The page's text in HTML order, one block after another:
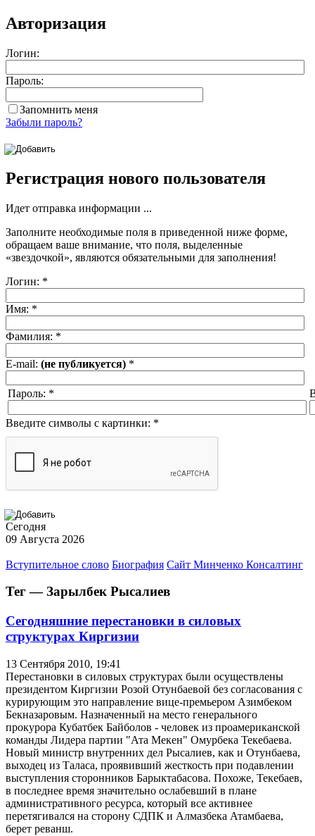
Авторизация
Логин:
Пароль:
Запомнить меня
Забыли пароль?
Регистрация нового пользователя
Идет отправка информации ...
Заполните необходимые поля в приведенной ниже форме,
обращаем ваше внимание, что поля, выделенные
«звездочкой», являются обязательными для заполнения!
Логин: *
Имя: *
Фамилия: *
E-mail: (не публикуется) *
Пароль: *
Введите символы с картинки: *
Сегодня
09 Августа 2026
Вступительное слово Биография Сайт Минченко Консалтинг
Тег — Зарылбек Рысалиев
Сегодняшние перестановки в силовых
структурах Киргизии
13 Сентября 2010, 19:41
Перестановки в силовых структурах были осуществлены
президентом Киргизии Розой Отунбаевой без согласования с
курирующим это направление вице-премьером Азимбеком
Бекназаровым. Назначенный на место генерального
прокурора Кубатбек Байболов - человек из проамериканской
команды Лидера партии "Ата Мекен" Омурбека Текебаева.
Новый министр внутренних дел Рысалиев, как и Отунбаева,
выходец из Таласа, проявивший жесткость при подавлении
выступления сторонников Барыктабасова. Похоже, Текебаев,
в последнее время значительно ослабевший в плане
административного ресурса, который все активнее
перетягивался на сторону СДПК и Алмазбека Атамбаева,
берет реванш.